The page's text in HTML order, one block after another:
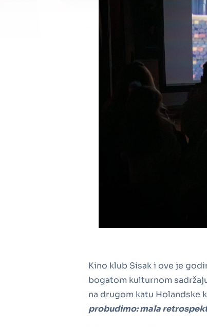
Kino klub Sisak i ove je
bogatom kulturnom
na drugom katu Holandske
probudimo: mala